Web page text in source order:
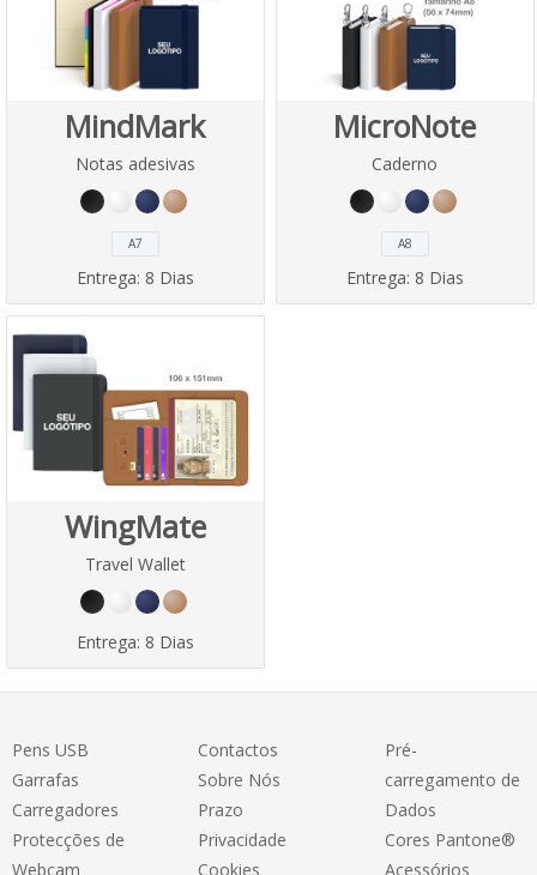
MindMark
Notas adesivas
A7
Entrega: 8 Dias
MicroNote
Caderno
A8
Entrega: 8 Dias
WingMate
Travel Wallet
Entrega: 8 Dias
Pens USB
Garrafas
Carregadores
Protecções de
Webcam
Contactos
Sobre Nós
Prazo
Privacidade
Cookies
Pré-
carregamento de
Dados
Cores Pantone®
Acessórios